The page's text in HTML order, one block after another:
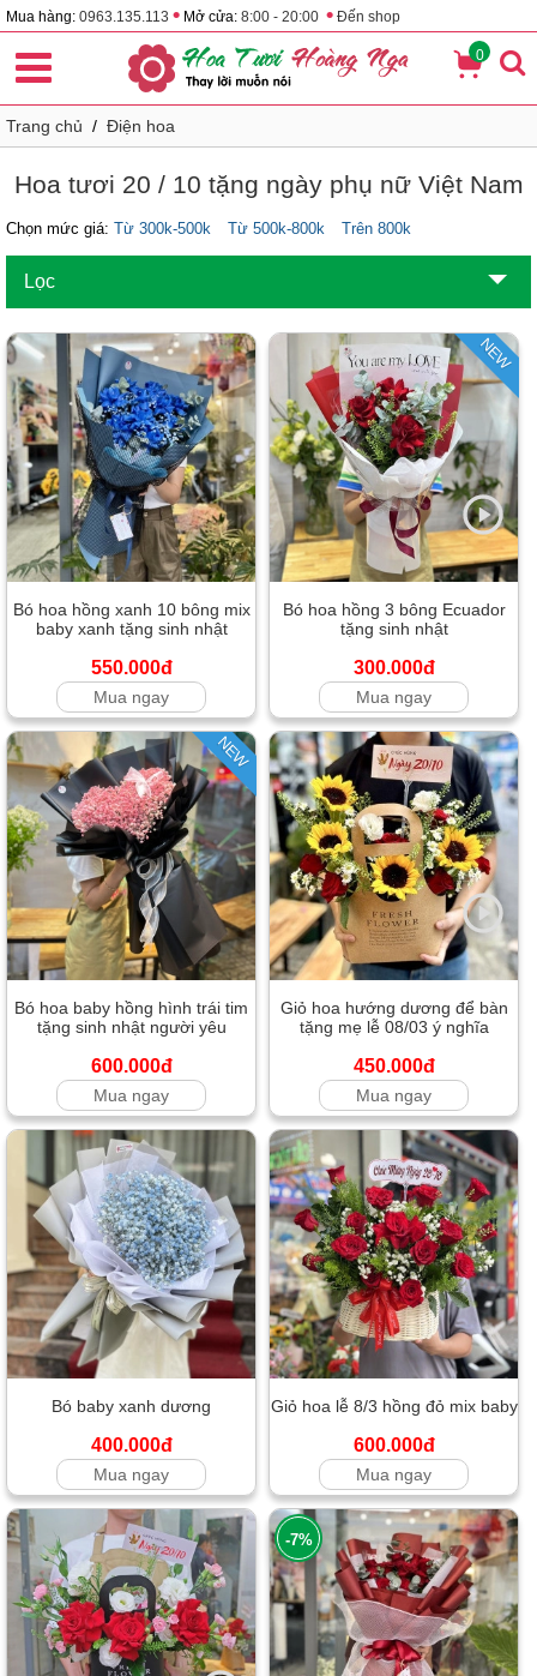
Mua hàng: 0963.135.113 • Mở cửa: 8:00 - 20:00 • Đến shop
0
Trang chủ / Điện hoa
Hoa tươi 20 / 10 tặng ngày phụ nữ Việt Nam
Chọn mức giá: Từ 300k-500k Từ 500k-800k Trên 800k
Lọc
Bó hoa hồng xanh 10 bông mix
baby xanh tặng sinh nhật
550.000đ
Mua ngay
NEW
Bó hoa hồng 3 bông Ecuador
tặng sinh nhật
300.000đ
Mua ngay
NEW
Bó hoa baby hồng hình trái tim
tặng sinh nhật người yêu
600.000đ
Mua ngay
Giỏ hoa hướng dương để bàn
tặng mẹ lễ 08/03 ý nghĩa
450.000đ
Mua ngay
Bó baby xanh dương
400.000đ
Mua ngay
Giỏ hoa lễ 8/3 hồng đỏ mix baby
600.000đ
Mua ngay
-7%